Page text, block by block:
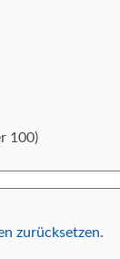
100)
zurücksetzen.